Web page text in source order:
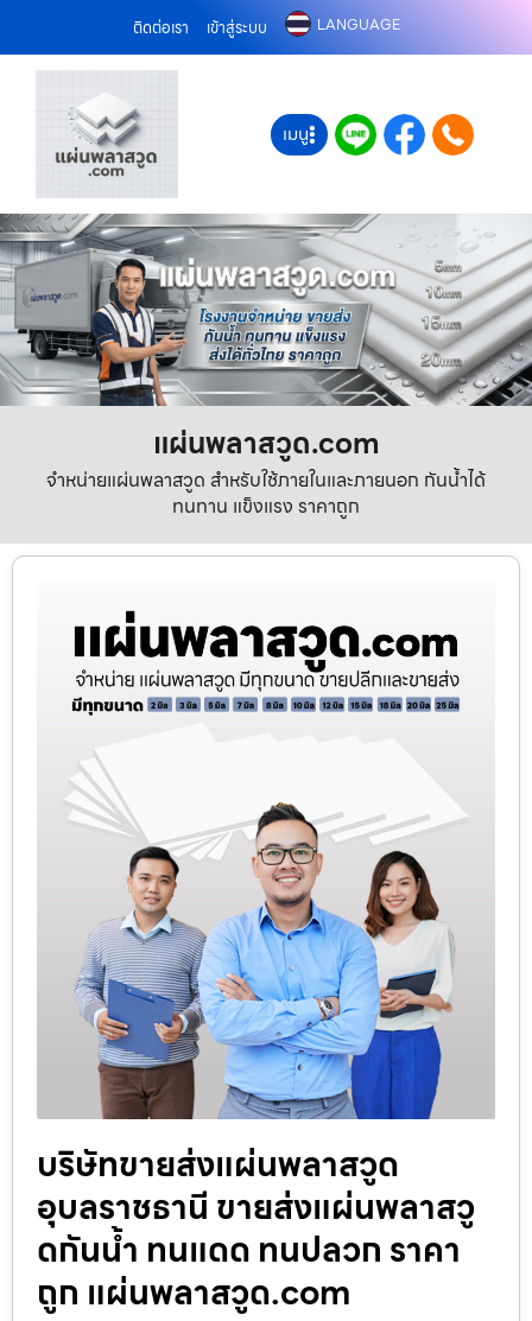
ติดต่อเรา เข้าสู่ระบบ LANGUAGE
เมนู
แผ่นพลาสวูด.com
จำหน่ายแผ่นพลาสวูด สำหรับใช้ภายในและภายนอก กันน้ำได้
ทนทาน แข็งแรง ราคาถูก
บริษัทขายส่งแผ่นพลาสวูด
อุบลราชธานี ขายส่งแผ่นพลาสวู
ดกันน้ำ ทนแดด ทนปลวก ราคา
ถูก แผ่นพลาสวูด.com